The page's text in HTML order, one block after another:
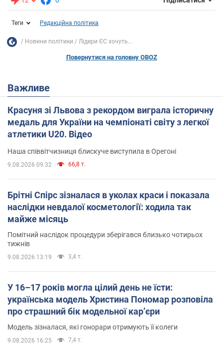
Теги Редакційна політика
Новини політики Лідери ЄС хочуть...
Повернутися на головну OBOZ
Важливе
Красуня зі Львова з рекордом виграла історичну
медаль для України на чемпіонаті світу з легкої
атлетики U20. Відео
Наша співвітчизниця блискуче виступила в Орегоні
9.08.2026 09:32 66,8 т.
Брітні Спірс зізналася в уколах краси і показала
наслідки невдалої косметології: ходила так
майже місяць
Помітний наслідок процедури зберігався близько чотирьох
тижнів
9.08.2026 13:19 3,4 т.
У 16–17 років могла цілий день не їсти:
українська модель Христина Пономар розповіла
про страшний бік модельної кар’єри
Модель зізналася, які гонорари отримують її колеги
9.08.2026 16:25 7,4 т.